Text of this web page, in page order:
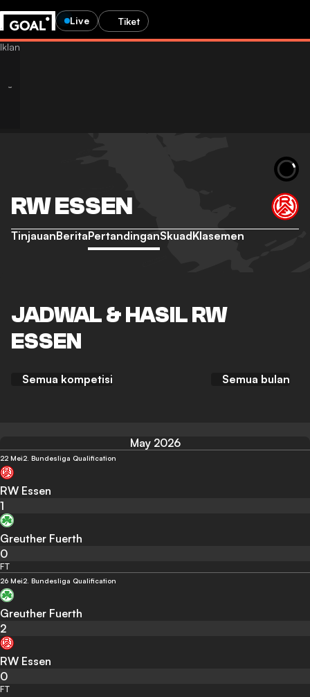
Live Tiket
RW ESSEN
TinjauanBeritaPertandinganSkuadKlasemen
JADWAL & HASIL RW
ESSEN
Semua kompetisi Semua bulan
May 2026
22 Mei2. Bundesliga Qualification
RW Essen
1
Greuther Fuerth
0
FT
26 Mei2. Bundesliga Qualification
Greuther Fuerth
2
RW Essen
0
FT